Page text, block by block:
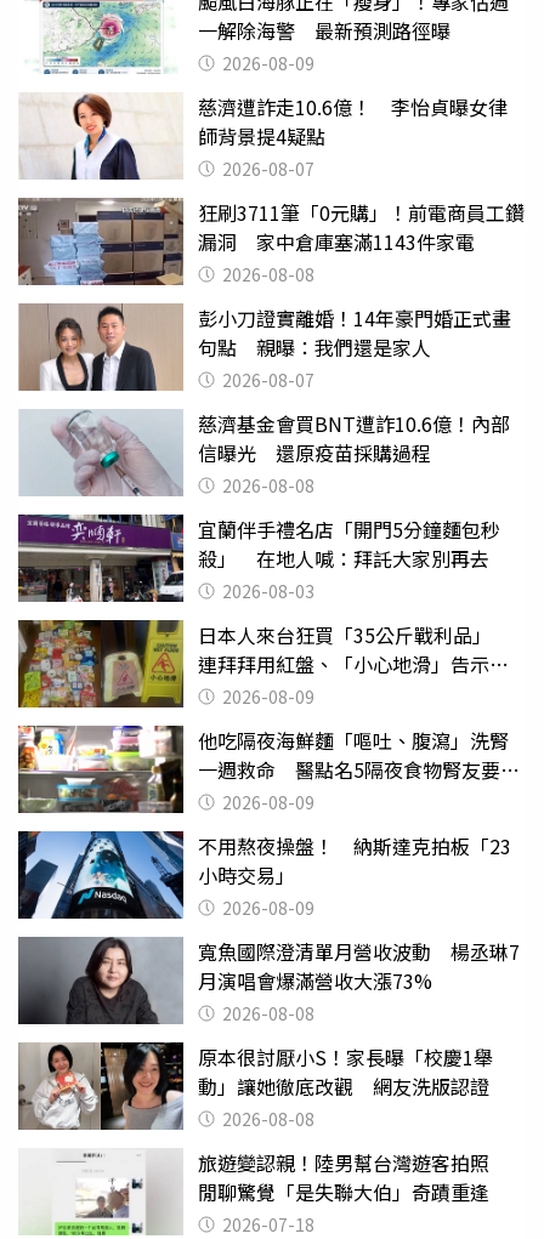
一解除海警 最新預測路徑曝
2026-08-09
慈濟遭詐走10.6億！ 李怡貞曝女律
師背景提4疑點
2026-08-07
狂刷3711筆「0元購」！前電商員工鑽
漏洞 家中倉庫塞滿1143件家電
2026-08-08
彭小刀證實離婚！14年豪門婚正式畫
句點 親曝：我們還是家人
2026-08-07
慈濟基金會買BNT遭詐10.6億！內部
信曝光 還原疫苗採購過程
2026-08-08
宜蘭伴手禮名店「開門5分鐘麵包秒
殺」 在地人喊：拜託大家別再去
2026-08-03
日本人來台狂買「35公斤戰利品」
連拜拜用紅盤、「小心地滑」告示牌
也帶回家
2026-08-09
他吃隔夜海鮮麵「嘔吐、腹瀉」洗腎
一週救命 醫點名5隔夜食物腎友要注
意 2026-08-09
不用熬夜操盤！ 納斯達克拍板「23
小時交易」
2026-08-09
寬魚國際澄清單月營收波動 楊丞琳7
月演唱會爆滿營收大漲73%
2026-08-08
原本很討厭小S！家長曝「校慶1舉
動」讓她徹底改觀 網友洗版認證
2026-08-08
旅遊變認親！陸男幫台灣遊客拍照
閒聊驚覺「是失聯大伯」奇蹟重逢
2026-07-18